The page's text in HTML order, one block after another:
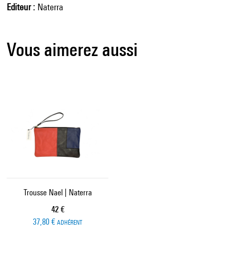
Editeur Naterra
Vous aimerez aussi
Trousse Nael | Naterra
Prix ​​actuel
42 €
37,80 € ADHÉRENT